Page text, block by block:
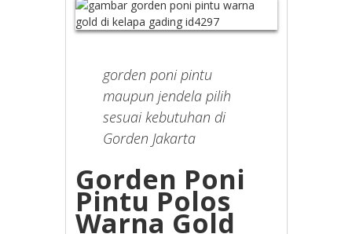
gorden poni pintu
maupun jendela pilih
sesuai kebutuhan di
Gorden Jakarta
Gorden Poni
Pintu Polos
Warna Gold